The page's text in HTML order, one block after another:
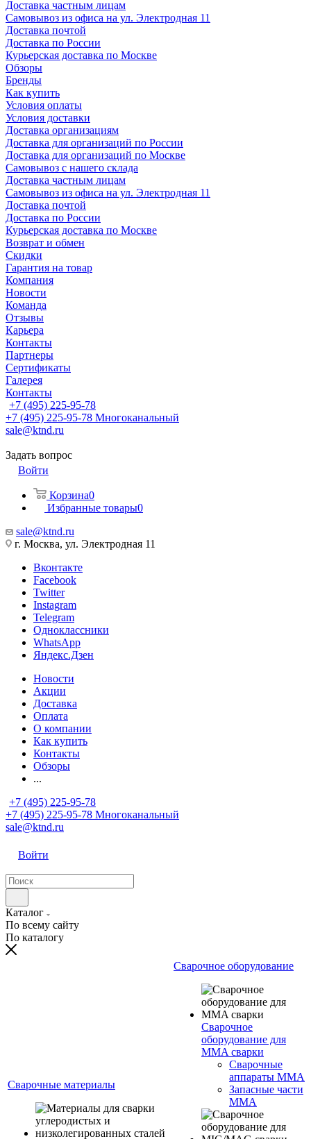
Доставка частным лицам
Самовывоз из офиса на ул. Электродная 11
Доставка почтой
Доставка по России
Курьерская доставка по Москве
Обзоры
Бренды
Как купить
Условия оплаты
Условия доставки
Доставка организациям
Доставка для организаций по России
Доставка для организаций по Москве
Самовывоз с нашего склада
Доставка частным лицам
Самовывоз из офиса на ул. Электродная 11
Доставка почтой
Доставка по России
Курьерская доставка по Москве
Возврат и обмен
Скидки
Гарантия на товар
Компания
Новости
Команда
Отзывы
Карьера
Контакты
Партнеры
Сертификаты
Галерея
Контакты
+7 (495) 225-95-78
+7 (495) 225-95-78 Многоканальный
sale@ktnd.ru
Задать вопрос
Войти
Корзина0
Избранные товары0
sale@ktnd.ru
г. Москва, ул. Электродная 11
Вконтакте
Facebook
Twitter
Instagram
Telegram
Одноклассники
WhatsApp
Яндекс.Дзен
Новости
Акции
Доставка
Оплата
О компании
Как купить
Контакты
Обзоры
...
+7 (495) 225-95-78
+7 (495) 225-95-78 Многоканальный
sale@ktnd.ru
Войти
Каталог
По всему сайту
По каталогу
Сварочные материалы
Сварочное оборудование
Сварочное
оборудование для
MMA сварки
Сварочные
аппараты MMA
Запасные части
MMA